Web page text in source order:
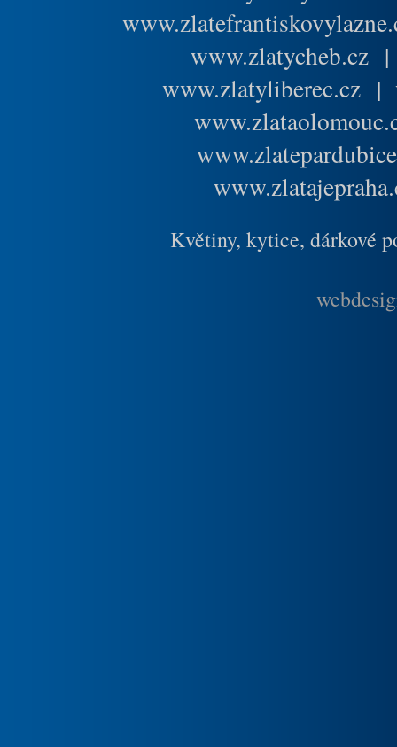
www.zlatycheb.cz
www.zlatyliberec.cz |
Květiny, kytice, dárkové